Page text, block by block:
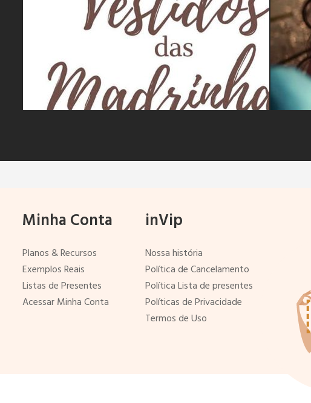
Minha Conta
Planos & Recursos
Exemplos Reais
Listas de Presentes
Acessar Minha Conta
inVip
Nossa história
Política de Cancelamento
Política Lista de presentes
Políticas de Privacidade
Termos de Uso